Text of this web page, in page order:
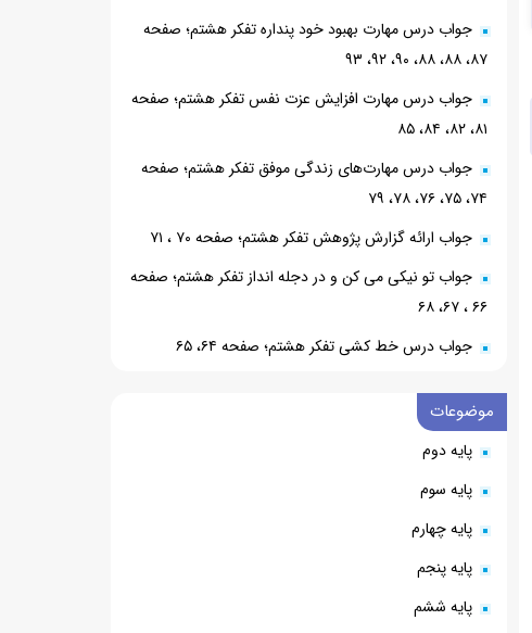
جواب درس مهارت بهبود خود پنداره تفکر هشتم؛ صفحه
۸۷، ۸۸، ۸۸، ۹۰، ۹۲، ۹۳
جواب درس مهارت افزایش عزت نفس تفکر هشتم؛ صفحه
۸۱، ۸۲، ۸۴، ۸۵
جواب درس مهارت‌های زندگی موفق تفکر هشتم؛ صفحه
۷۴، ۷۵، ۷۶، ۷۸، ۷۹
جواب ارائه گزارش پژوهش تفکر هشتم؛ صفحه ۷۰ ، ۷۱
جواب تو نیکی می کن و در دجله انداز تفکر هشتم؛ صفحه
۶۶ ، ۶۷، ۶۸
جواب درس خط کشی تفکر هشتم؛ صفحه ۶۴، ۶۵
موضوعات
پایه دوم
پایه سوم
پایه چهارم
پایه پنجم
پایه ششم